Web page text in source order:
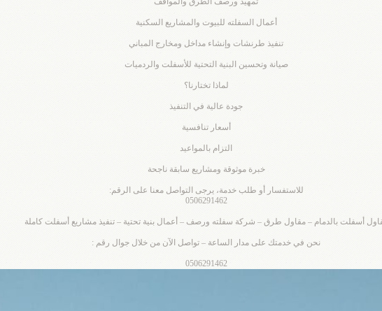
أعمال السفلته للبيوت والمشاريع السكنية
تنفيذ طرنشات وإنشاء مداخل ومخارج المباني
صيانة وتحسين البنية التحتية للأسفلت والردميات
لماذا تختارنا؟
جودة عالية في التنفيذ
أسعار تنافسية
التزام بالمواعيد
خبرة موثوقة ومشاريع سابقة ناجحة
للاستفسار أو طلب خدمة، يرجى التواصل معنا على الرقم:
0506291462
أسفلت بالدمام – مقاول طرق – شركة سفلته ورصف – أعمال بنية تحتية – تنفيذ مشاريع أسفلت كاملة
نحن في خدمتك على مدار الساعة – تواصل الآن من خلال جوال رقم :
0506291462